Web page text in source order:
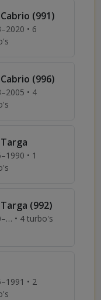
(991)
• 6
(992)
(996)
• 4
• 1
(992)
• 4 turbo's
• 2